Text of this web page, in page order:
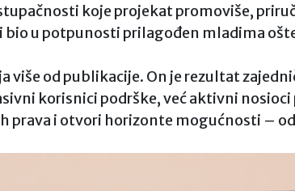
koje projekat promoviše,
bio u potpunosti prilagođen mladima
više od publikacije. On je rezultat
korisnici podrške, već aktivni
prava i otvori horizonte mogućnosti –